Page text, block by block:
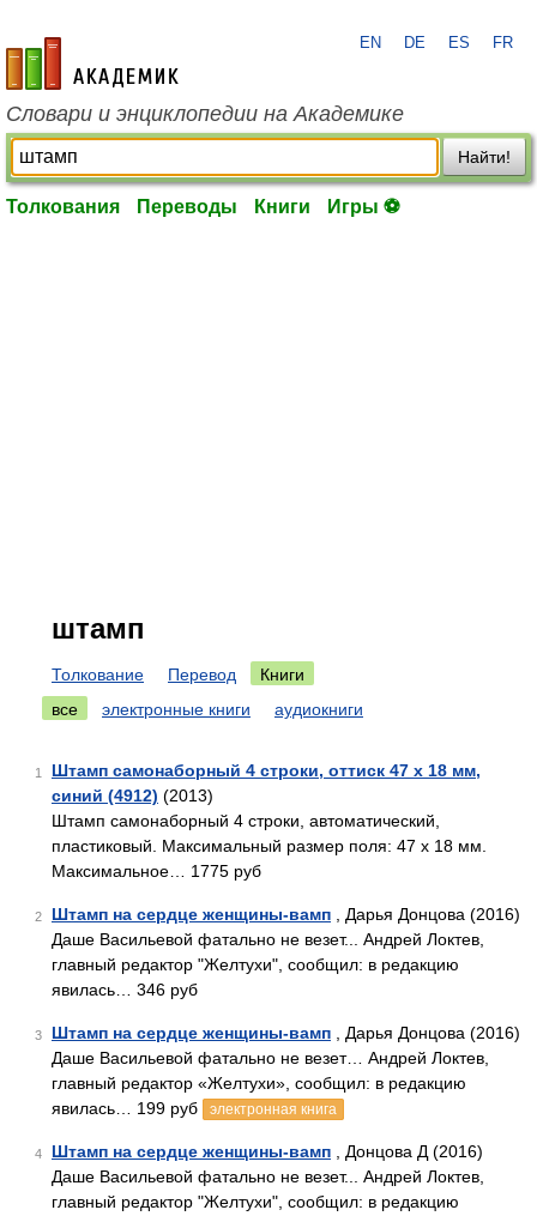
academic.ru
EN DE ES FR
Словари и энциклопедии на Академике
Найти!
Толкования Переводы Книги Игры ⚽
штамп
Толкование Перевод
Книги
все
электронные книги аудиокниги
1
Штамп самонаборный 4 строки, оттиск 47 х 18 мм,
синий (4912) (2013)
Штамп самонаборный 4 строки, автоматический,
пластиковый. Максимальный размер поля: 47 х 18 мм.
Максимальное… 1775 руб
2 Штамп на сердце женщины-вамп , Дарья Донцова (2016)
Даше Васильевой фатально не везет... Андрей Локтев,
главный редактор "Желтухи", сообщил: в редакцию
явилась… 346 руб
3 Штамп на сердце женщины-вамп , Дарья Донцова (2016)
Даше Васильевой фатально не везет… Андрей Локтев,
главный редактор «Желтухи», сообщил: в редакцию
явилась… 199 руб
электронная книга
4 Штамп на сердце женщины-вамп , Донцова Д (2016)
Даше Васильевой фатально не везет... Андрей Локтев,
главный редактор "Желтухи", сообщил: в редакцию